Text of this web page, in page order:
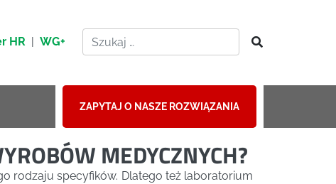
HR | WG+
ZAPYTAJ O NASZE ROZWIĄZANIA
MEDYCZNYCH?
rodzaju specyfików. Dlatego też laboratorium